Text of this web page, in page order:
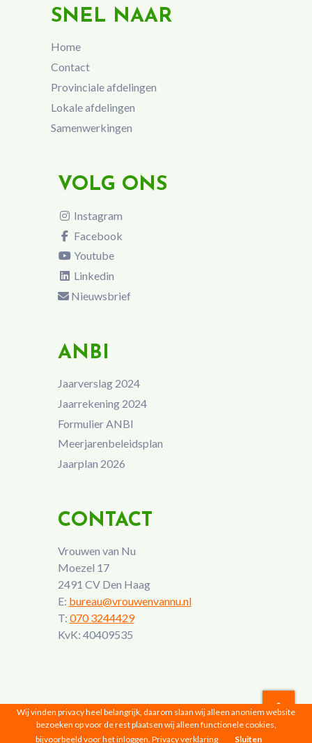
SNEL NAAR
Home
Contact
Provinciale afdelingen
Lokale afdelingen
Samenwerkingen
VOLG ONS
Instagram
Facebook
Youtube
Linkedin
Nieuwsbrief
ANBI
Jaarverslag 2024
Jaarrekening 2024
Formulier ANBI
Meerjarenbeleidsplan
Jaarplan 2026
CONTACT
Vrouwen van Nu
Moezel 17
2491 CV Den Haag
E: bureau@vrouwenvannu.nl
T: 070 3244429
KvK: 40409535
Vrouwen van Nu © 2026 |Privacyverklaring
Wij vinden privacy heel belangrijk, daarom slaan wij alleen anoniem website
bezoeken op voor de rest plaatsen wij alleen functionele cookies,
bijvoorbeeld voor het inloggen. Privacy verklaring Sluiten